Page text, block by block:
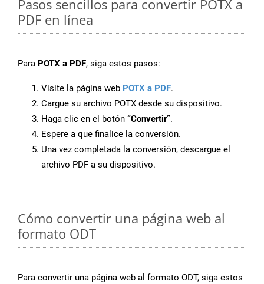
Pasos sencillos para convertir POTX a
PDF en línea
Para POTX a PDF, siga estos pasos:
Visite la página web POTX a PDF.
Cargue su archivo POTX desde su dispositivo.
Haga clic en el botón “Convertir”.
Espere a que finalice la conversión.
Una vez completada la conversión, descargue el
archivo PDF a su dispositivo.
Cómo convertir una página web al
formato ODT
Para convertir una página web al formato ODT, siga estos